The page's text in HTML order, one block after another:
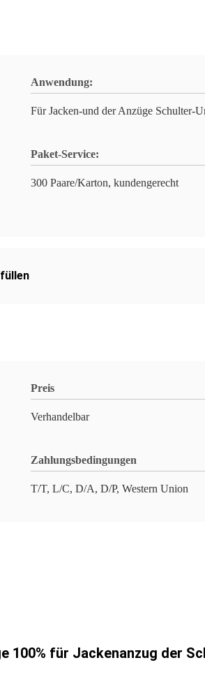
Anwendung:
Für Jacken-und der Anzüge Schulter-
Paket-Service:
300 Paare/Karton, kundengerecht
Preis
Verhandelbar
Zahlungsbedingungen
T/T, L/C, D/A, D/P, Western Union
100% für Jackenanzug der